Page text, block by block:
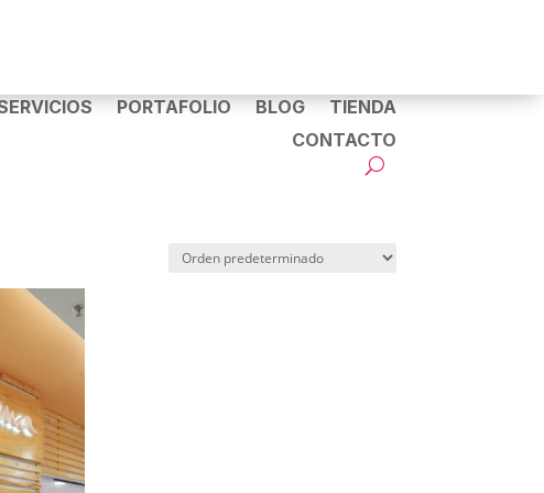
PORTAFOLIO BLOG
TIENDA
CONTACTO